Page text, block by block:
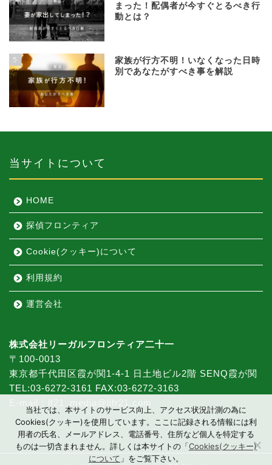
まった！配偶者が今すぐとるべき行
動とは？
5
家族が行方不明！いなくなった日時
別であなたがすべき事を解説
当サイトについて
HOME
探偵フロンティア
Cookie(クッキー)について
利用規約
運営会社
株式会社リーガルフロンティア二十一
〒100-0013
東京都千代田区霞が関1-4-1 日土地ビル2階 SENQ霞が関
TEL:03-6272-3161 FAX:03-6272-3163
当社では、本サイトのサービス向上、アクセス状況計測の為に
Cookies(クッキー)を使用しています。ここに記録される情報には利
用者の氏名、メールアドレス、電話番号、住所など個人を特定する
ものは一切含まれません。詳しくは本サイトの「Cookies(クッキー)
について 」をご覧下さい。